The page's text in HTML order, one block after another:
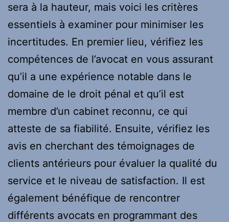
sera à la hauteur, mais voici les critères
essentiels à examiner pour minimiser les
incertitudes. En premier lieu, vérifiez les
compétences de l’avocat en vous assurant
qu’il a une expérience notable dans le
domaine de le droit pénal et qu’il est
membre d’un cabinet reconnu, ce qui
atteste de sa fiabilité. Ensuite, vérifiez les
avis en cherchant des témoignages de
clients antérieurs pour évaluer la qualité du
service et le niveau de satisfaction. Il est
également bénéfique de rencontrer
différents avocats en programmant des